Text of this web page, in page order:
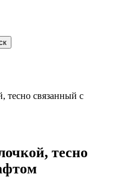
тесно связанный с
тесно